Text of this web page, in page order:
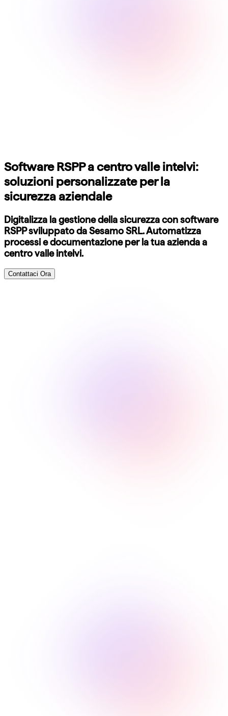
Software RSPP a centro valle intelvi:
soluzioni personalizzate per la
sicurezza aziendale
Digitalizza la gestione della sicurezza con software
RSPP sviluppato da Sesamo SRL. Automatizza
processi e documentazione per la tua azienda a
centro valle intelvi.
Contattaci Ora